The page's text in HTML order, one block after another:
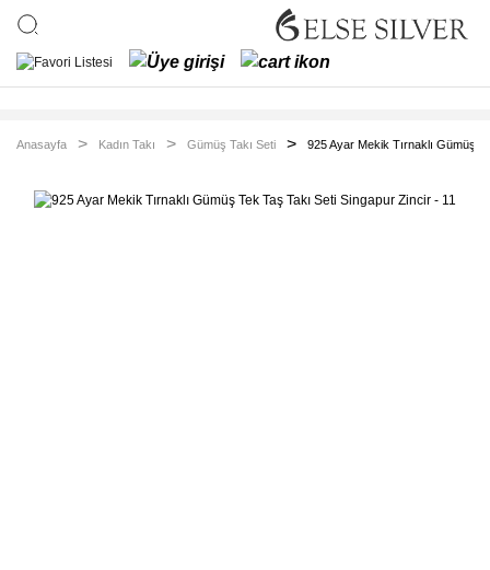
Anasayfa Kadın Takı Gümüş Takı Seti 925 Ayar Mekik Tırnaklı Gümüş